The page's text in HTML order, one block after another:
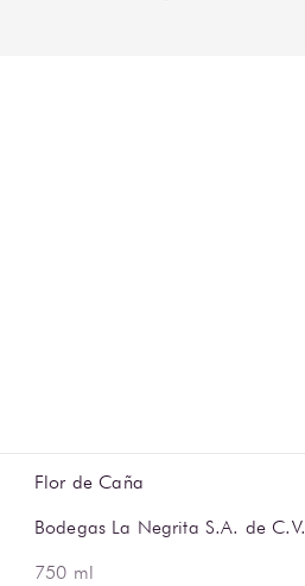
Flor de Caña
Bodegas La Negrita S.A. de C.V.
750 ml